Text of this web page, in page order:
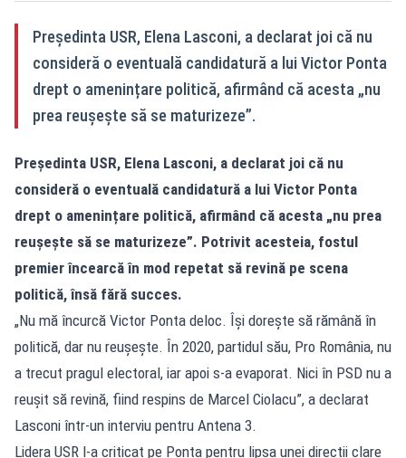
Președinta USR, Elena Lasconi, a declarat joi că nu
consideră o eventuală candidatură a lui Victor Ponta
drept o amenințare politică, afirmând că acesta „nu
prea reușește să se maturizeze”.
Președinta USR, Elena Lasconi, a declarat joi că nu
consideră o eventuală candidatură a lui Victor Ponta
drept o amenințare politică, afirmând că acesta „nu prea
reușește să se maturizeze”. Potrivit acesteia, fostul
premier încearcă în mod repetat să revină pe scena
politică, însă fără succes.
„Nu mă încurcă Victor Ponta deloc. Își dorește să rămână în
politică, dar nu reușește. În 2020, partidul său, Pro România, nu
a trecut pragul electoral, iar apoi s-a evaporat. Nici în PSD nu a
reușit să revină, fiind respins de Marcel Ciolacu”, a declarat
Lasconi într-un interviu pentru Antena 3.
Lidera USR l-a criticat pe Ponta pentru lipsa unei direcții clare